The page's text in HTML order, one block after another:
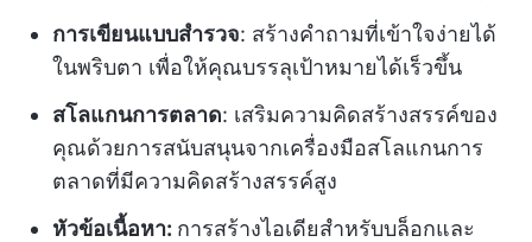
การเขียนแบบสำรวจ: สร้างคำถามที่เข้าใจง่ายได้
ในพริบตา เพื่อให้คุณบรรลุเป้าหมายได้เร็วขึ้น
สโลแกนการตลาด: เสริมความคิดสร้างสรรค์ของ
คุณด้วยการสนับสนุนจากเครื่องมือสโลแกนการ
ตลาดที่มีความคิดสร้างสรรค์สูง
หัวข้อเนื้อหา: การสร้างไอเดียสำหรับบล็อกและ